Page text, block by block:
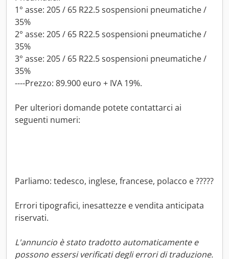
1° asse: 205 / 65 R22.5 sospensioni pneumatiche /
35%
2° asse: 205 / 65 R22.5 sospensioni pneumatiche /
35%
3° asse: 205 / 65 R22.5 sospensioni pneumatiche /
35%
----Prezzo: 89.900 euro + IVA 19%.
Per ulteriori domande potete contattarci ai
seguenti numeri:
Parliamo: tedesco, inglese, francese, polacco e ?????
Errori tipografici, inesattezze e vendita anticipata
riservati.
L'annuncio è stato tradotto automaticamente e
possono essersi verificati degli errori di traduzione.